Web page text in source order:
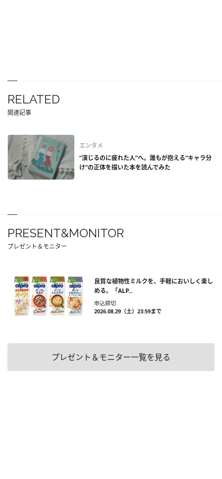
RELATED
関連記事
エンタメ
“演じるのに疲れた人”へ。誰もが抱える“キャラ分
け”の正体を描いた本を読んでみた
PRESENT&MONITOR
プレゼント＆モニター
良質な植物性ミルクを、手軽においしく楽し
める。「ALP...
申込締切
2026.08.29（土）23:59まで
プレゼント＆モニター一覧を見る